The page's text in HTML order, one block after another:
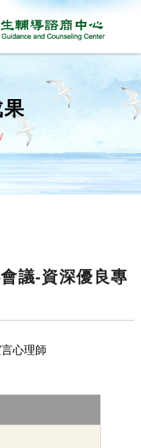
議-資深優良專
心理師